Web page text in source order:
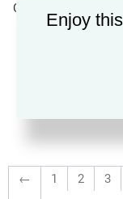
CPU INTEL CORE i9-
3.0Hz
← 1 2 3
Enjoy